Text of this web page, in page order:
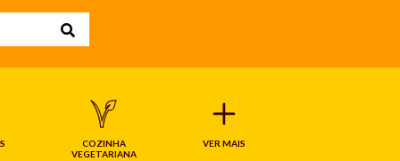
COZINHA
VEGETARIANA
VER MAIS